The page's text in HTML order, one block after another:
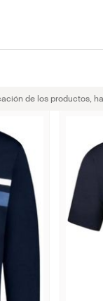
de los productos,